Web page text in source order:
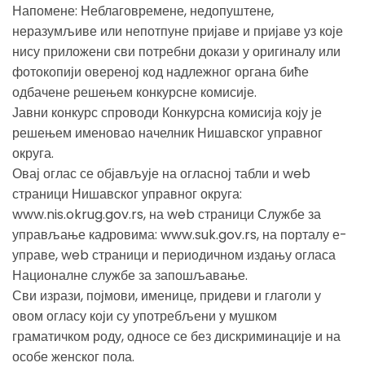
Напомене: Неблаговремене, недопуштене,
неразумљиве или непотпуне пријаве и пријаве уз које
нису приложени сви потребни докази у оригиналу или
фотокопији овереној код надлежног органа биће
одбачене решењем конкурсне комисије.
Јавни конкурс спроводи Конкурсна комисија коју је
решењем именовао начелник Нишавског управног
округа.
Овај оглас се објављује на огласној табли и web
страници Нишавског управног округа:
www.nis.okrug.gov.rs, на web страници Службе за
управљање кадровима: www.suk.gov.rs, на порталу е-
управе, web страници и периодичном издању огласа
Националне службе за запошљавање.
Сви изрази, појмови, именице, придеви и глаголи у
овом огласу који су употребљени у мушком
граматичком роду, односе се без дискриминације и на
особе женског пола.